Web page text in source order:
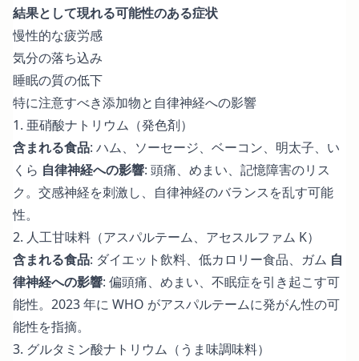
結果として現れる可能性のある症状
慢性的な疲労感
気分の落ち込み
睡眠の質の低下
特に注意すべき添加物と自律神経への影響
1. 亜硝酸ナトリウム（発色剤）
含まれる食品: ハム、ソーセージ、ベーコン、明太子、い
くら 自律神経への影響: 頭痛、めまい、記憶障害のリス
ク。交感神経を刺激し、自律神経のバランスを乱す可能
性。
2. 人工甘味料（アスパルテーム、アセスルファム K）
含まれる食品: ダイエット飲料、低カロリー食品、ガム 自
律神経への影響: 偏頭痛、めまい、不眠症を引き起こす可
能性。2023 年に WHO がアスパルテームに発がん性の可
能性を指摘。
3. グルタミン酸ナトリウム（うま味調味料）